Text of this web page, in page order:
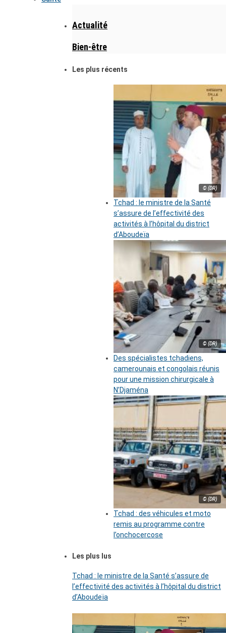
Actualité
Bien-être
Les plus récents
© (DR)
Tchad : le ministre de la Santé
s’assure de l’effectivité des
activités à l’hôpital du district
d’Aboudeïa
© (DR)
Des spécialistes tchadiens,
camerounais et congolais réunis
pour une mission chirurgicale à
N’Djaména
© (DR)
Tchad : des véhicules et moto
remis au programme contre
l’onchocercose
Les plus lus
Tchad : le ministre de la Santé s’assure de
l’effectivité des activités à l’hôpital du district
d’Aboudeïa